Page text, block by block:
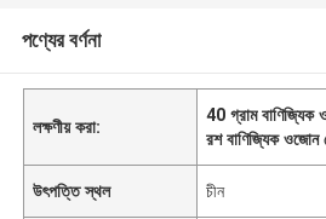
পণ্যের বর্ণনা
লক্ষণীয় করা:
40 গ্রাম বাণিজ্যিক
রশ বাণিজ্যিক ওজোন
উৎপত্তি স্থল চীন